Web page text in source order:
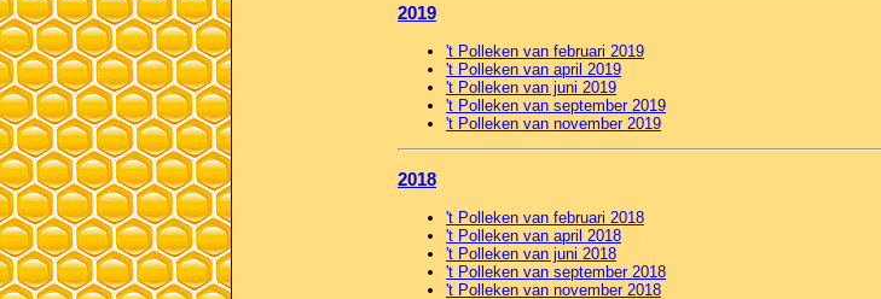
2019
't Polleken van februari 2019
't Polleken van april 2019
't Polleken van juni 2019
't Polleken van september 2019
't Polleken van november 2019
2018
't Polleken van februari 2018
't Polleken van april 2018
't Polleken van juni 2018
't Polleken van september 2018
't Polleken van november 2018